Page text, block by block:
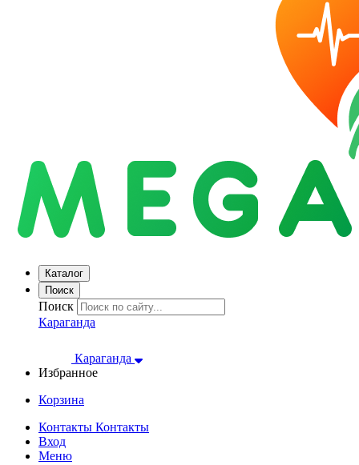
Каталог
Поиск
Поиск
Караганда
Караганда
Избранное
Корзина
Контакты Контакты
Вход
Меню